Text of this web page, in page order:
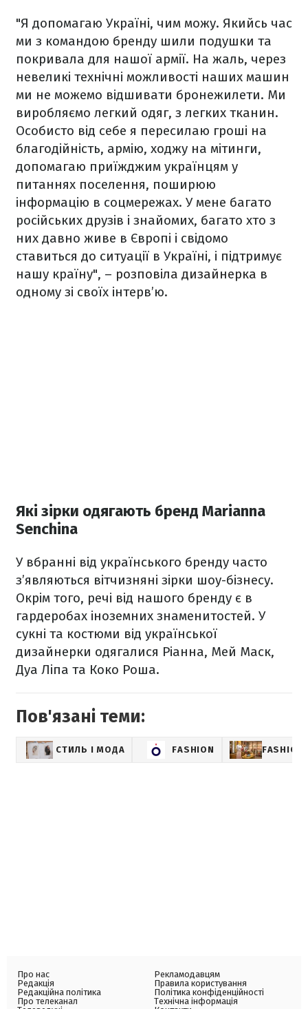
"Я допомагаю Україні, чим можу. Якийсь час
ми з командою бренду шили подушки та
покривала для нашої армії. На жаль, через
невеликі технічні можливості наших машин
ми не можемо відшивати бронежилети. Ми
виробляємо легкий одяг, з легких тканин.
Особисто від себе я пересилаю гроші на
благодійність, армію, ходжу на мітинги,
допомагаю приїжджим українцям у
питаннях поселення, поширюю
інформацію в соцмережах. У мене багато
російських друзів і знайомих, багато хто з
них давно живе в Європі і свідомо
ставиться до ситуації в Україні, і підтримує
нашу країну", – розповіла дизайнерка в
одному зі своїх інтерв’ю.
Які зірки одягають бренд Marianna
Senchina
У вбранні від українського бренду часто
з’являються вітчизняні зірки шоу-бізнесу.
Окрім того, речі від нашого бренду є в
гардеробах іноземних знаменитостей. У
сукні та костюми від української
дизайнерки одягалися Ріанна, Мей Маск,
Дуа Ліпа та Коко Роша.
Пов'язані теми:
СТИЛЬ І МОДА FASHION
Про нас
Редакція
Редакційна політика
Про телеканал
Рекламодавцям
Правила користування
Політика конфіденційності
Технічна інформація